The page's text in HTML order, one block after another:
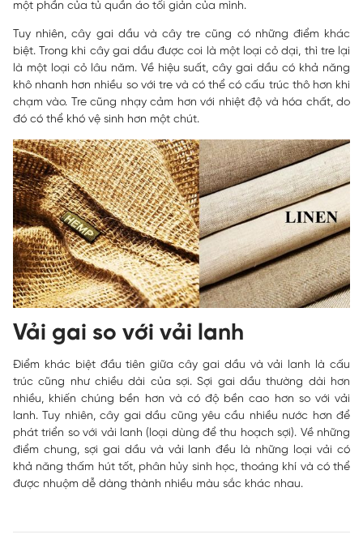
một phần của tủ quần áo tối giản của mình.
Tuy nhiên, cây gai dầu và cây tre cũng có những điểm khác
biệt. Trong khi cây gai dầu được coi là một loại cỏ dại, thì tre lại
là một loại cỏ lâu năm. Về hiệu suất, cây gai dầu có khả năng
khô nhanh hơn nhiều so với tre và có thể có cấu trúc thô hơn khi
chạm vào. Tre cũng nhạy cảm hơn với nhiệt độ và hóa chất, do
đó có thể khó vệ sinh hơn một chút.
Vải gai so với vải lanh
Điểm khác biệt đầu tiên giữa cây gai dầu và vải lanh là cấu
trúc cũng như chiều dài của sợi. Sợi gai dầu thường dài hơn
nhiều, khiến chúng bền hơn và có độ bền cao hơn so với vải
lanh. Tuy nhiên, cây gai dầu cũng yêu cầu nhiều nước hơn để
phát triển so với vải lanh (loại dùng để thu hoạch sợi). Về những
điểm chung, sợi gai dầu và vải lanh đều là những loại vải có
khả năng thấm hút tốt, phân hủy sinh học, thoáng khí và có thể
được nhuộm dễ dàng thành nhiều màu sắc khác nhau.